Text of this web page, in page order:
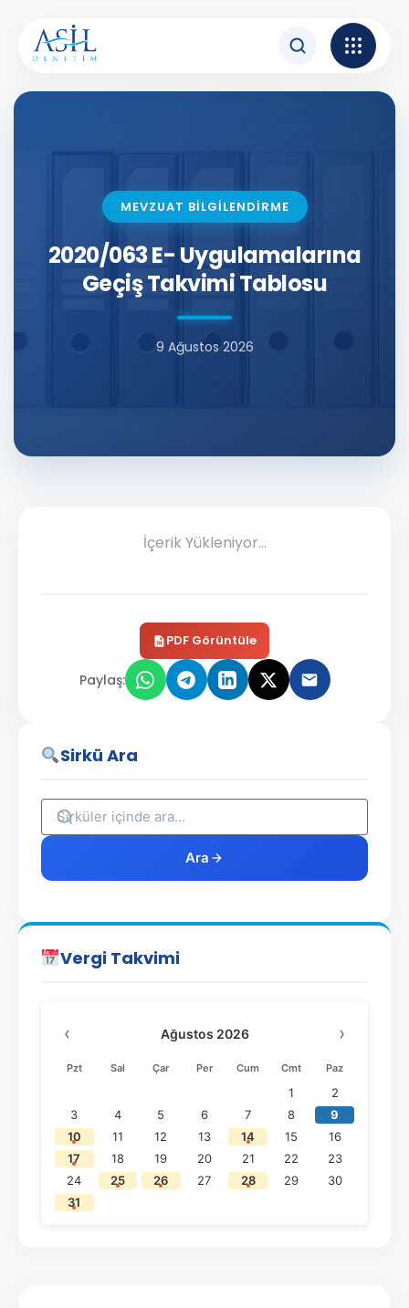
MEVZUAT BİLGİLENDİRME
2020/063 E- Uygulamalarına
Geçiş Takvimi Tablosu
9 Ağustos 2026
İçerik Yükleniyor...
PDF Görüntüle
Paylaş:
Sirkü Ara
Ara
Vergi Takvimi
‹ Ağustos 2026 ›
Pzt Sal Çar Per Cum Cmt Paz
1
2
3
4 5 6 7 8
9
10
11 12 13 14 15
16
17
18 19 20 21 22
23
24
25 26 27 28 29
30
31